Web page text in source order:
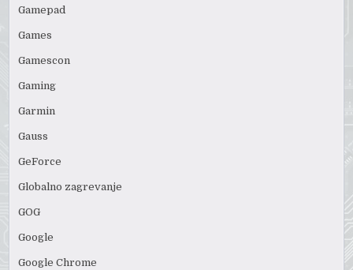
Gamepad
Games
Gamescon
Gaming
Garmin
Gauss
GeForce
Globalno zagrevanje
GOG
Google
Google Chrome